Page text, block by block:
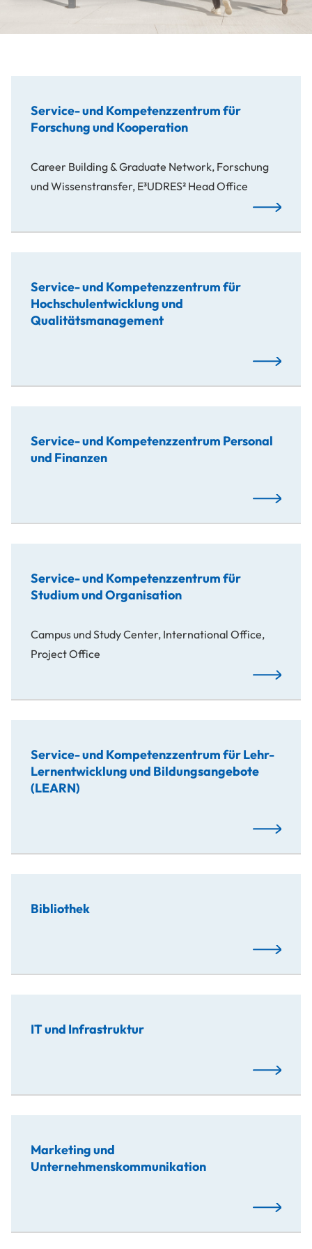
Service- und Kompetenzzentrum für
Forschung und Kooperation
Career Building & Graduate Network, Forschung
und Wissenstransfer, E³UDRES² Head Office
Mehr…
Service- und Kompetenzzentrum für
Hochschulentwicklung und
Qualitätsmanagement
Mehr…
Service- und Kompetenzzentrum Personal
und Finanzen
Mehr…
Service- und Kompetenzzentrum für
Studium und Organisation
Campus und Study Center, International Office,
Project Office
Mehr…
Service- und Kompetenzzentrum für Lehr-
Lernentwicklung und Bildungsangebote
(LEARN)
Mehr…
Bibliothek
Mehr…
IT und Infrastruktur
Mehr…
Marketing und
Unternehmenskommunikation
Mehr…